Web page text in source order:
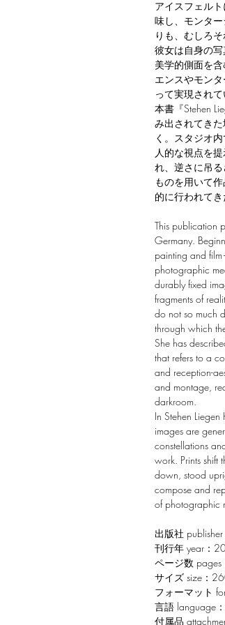
アイスフェル
味し、モンタ
りも、むしろ
彼女は自身の
美学的側面を
エンスやモン
って実現されて
本書『Stehen
み出されてき
く。スタジオ
人的な視点を
れ、逆さに吊
ものを用いて
的に行われて
This publication
Germany.
painting and
photographic
durably fixed
fragments of
do not so much
through which
She has
that refers to a
and reception-
and montage,
darkroom.
In Stehen
images are
constellations
work. Prints
down, stood
compose and
of photographic
出版社
刊行年 year：
ページ数
サイズ size：
フォーマット
言語 language
付属品